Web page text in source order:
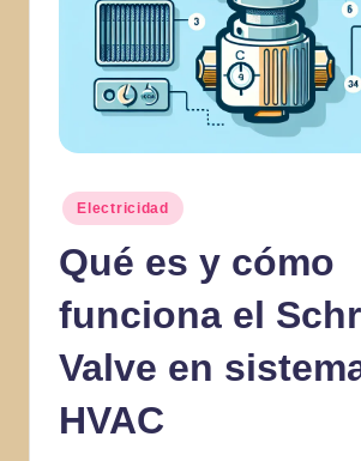
Publicado
en
Electricidad
Qué es y cómo
funciona el
Valve en
HVAC